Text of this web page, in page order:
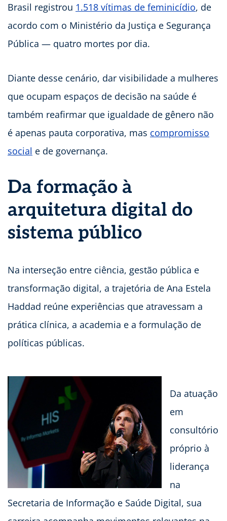
Brasil registrou 1.518 vítimas de feminicídio, de
acordo com o Ministério da Justiça e Segurança
Pública — quatro mortes por dia.
Diante desse cenário, dar visibilidade a mulheres
que ocupam espaços de decisão na saúde é
também reafirmar que igualdade de gênero não
é apenas pauta corporativa, mas compromisso
social e de governança.
Da formação à
arquitetura digital do
sistema público
Na interseção entre ciência, gestão pública e
transformação digital, a trajetória de Ana Estela
Haddad reúne experiências que atravessam a
prática clínica, a academia e a formulação de
políticas públicas.
Da atuação
em
consultório
próprio à
liderança
na
Secretaria de Informação e Saúde Digital, sua